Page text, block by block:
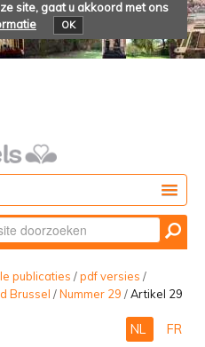
site, gaat u akkoord met ons
OK
publicaties /pdf versies /
Brussel /Nummer 29 /Artikel 29
NL FR